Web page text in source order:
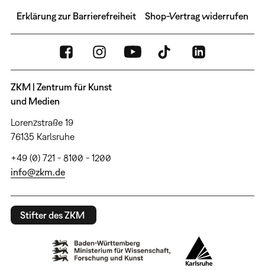
Erklärung zur Barrierefreiheit Shop-Vertrag widerrufen
ZKM | Zentrum für Kunst
und Medien
Lorenzstraße 19
76135 Karlsruhe
+49 (0) 721 - 8100 - 1200
info@zkm.de
Stifter des ZKM